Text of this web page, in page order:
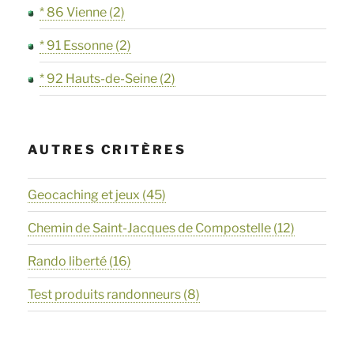
* 86 Vienne (2)
* 91 Essonne (2)
* 92 Hauts-de-Seine (2)
AUTRES CRITÈRES
Geocaching et jeux (45)
Chemin de Saint-Jacques de Compostelle (12)
Rando liberté (16)
Test produits randonneurs (8)